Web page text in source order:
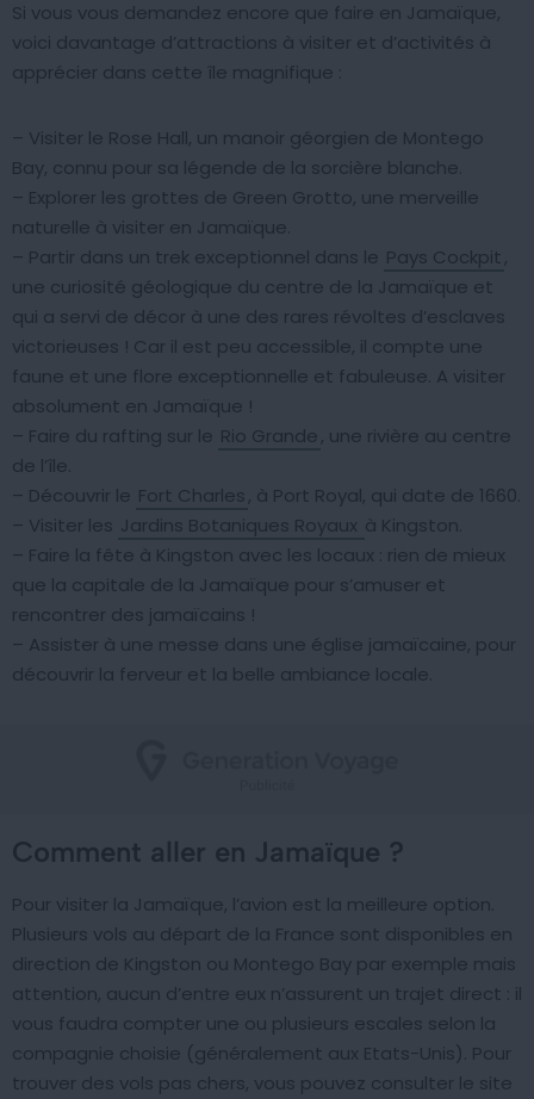
Si vous vous demandez encore que faire en Jamaïque,
voici davantage d’attractions à visiter et d’activités à
apprécier dans cette île magnifique :
– Visiter le Rose Hall, un manoir géorgien de Montego
Bay, connu pour sa légende de la sorcière blanche.
– Explorer les grottes de Green Grotto, une merveille
naturelle à visiter en Jamaïque.
– Partir dans un trek exceptionnel dans le Pays Cockpit,
une curiosité géologique du centre de la Jamaïque et
qui a servi de décor à une des rares révoltes d’esclaves
victorieuses ! Car il est peu accessible, il compte une
faune et une flore exceptionnelle et fabuleuse. A visiter
absolument en Jamaïque !
– Faire du rafting sur le Rio Grande, une rivière au centre
de l’île.
– Découvrir le Fort Charles, à Port Royal, qui date de 1660.
– Visiter les Jardins Botaniques Royaux à Kingston.
– Faire la fête à Kingston avec les locaux : rien de mieux
que la capitale de la Jamaïque pour s’amuser et
rencontrer des jamaïcains !
– Assister à une messe dans une église jamaïcaine, pour
découvrir la ferveur et la belle ambiance locale.
Comment aller en Jamaïque ?
Pour visiter la Jamaïque, l’avion est la meilleure option.
Plusieurs vols au départ de la France sont disponibles en
direction de Kingston ou Montego Bay par exemple mais
attention, aucun d’entre eux n’assurent un trajet direct : il
vous faudra compter une ou plusieurs escales selon la
compagnie choisie (généralement aux Etats-Unis). Pour
trouver des vols pas chers, vous pouvez consulter le site